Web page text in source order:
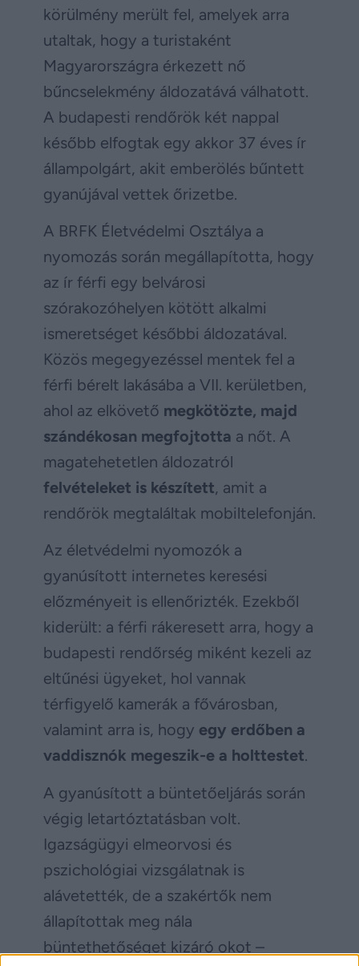
körülmény merült fel, amelyek arra
utaltak, hogy a turistaként
Magyarországra érkezett nő
bűncselekmény áldozatává válhatott.
A budapesti rendőrök két nappal
később elfogtak egy akkor 37 éves ír
állampolgárt, akit emberölés bűntett
gyanújával vettek őrizetbe.
A BRFK Életvédelmi Osztálya a
nyomozás során megállapította, hogy
az ír férfi egy belvárosi
szórakozóhelyen kötött alkalmi
ismeretséget későbbi áldozatával.
Közös megegyezéssel mentek fel a
férfi bérelt lakásába a VII. kerületben,
ahol az elkövető megkötözte, majd
szándékosan megfojtotta a nőt. A
magatehetetlen áldozatról
felvételeket is készített, amit a
rendőrök megtaláltak mobiltelefonján.
Az életvédelmi nyomozók a
gyanúsított internetes keresési
előzményeit is ellenőrizték. Ezekből
kiderült: a férfi rákeresett arra, hogy a
budapesti rendőrség miként kezeli az
eltűnési ügyeket, hol vannak
térfigyelő kamerák a fővárosban,
valamint arra is, hogy egy erdőben a
vaddisznók megeszik-e a holttestet.
A gyanúsított a büntetőeljárás során
végig letartóztatásban volt.
Igazságügyi elmeorvosi és
pszichológiai vizsgálatnak is
alávetették, de a szakértők nem
állapítottak meg nála
büntethetőséget kizáró okot –